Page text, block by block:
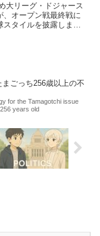
大リーグ・ドジャース
、オープン戦最終戦に
タイルを披露しまし
ごっち256歳以上の不
for the Tamagotchi issue
years old